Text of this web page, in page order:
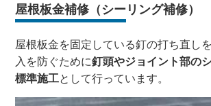
屋根板金補修（シーリング補修）
屋根板金を固定している釘の打ち直し
入を防ぐために釘頭やジョイント部の
標準施工として行っています。